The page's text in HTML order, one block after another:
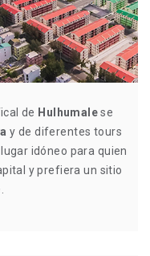
de Hulhumalese
y de diferentes tours
idóneo para quien
y prefiera un sitio